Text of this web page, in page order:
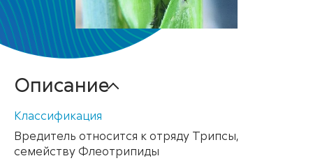
Описание
Классификация
Вредитель относится к отряду Трипсы,
семейству Флеотрипиды